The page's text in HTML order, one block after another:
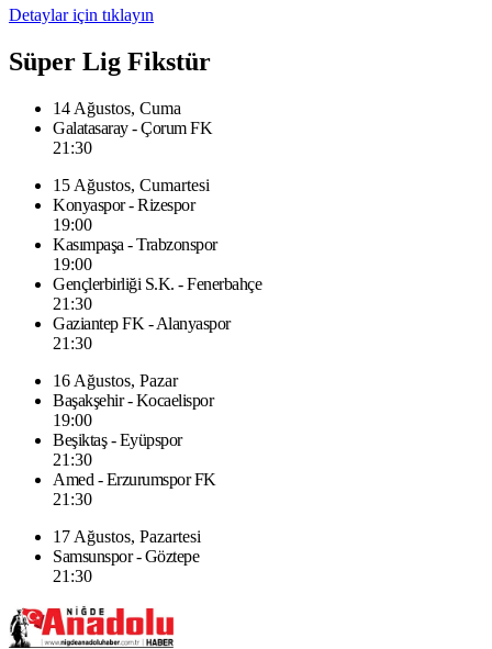
Detaylar için tıklayın
Süper Lig Fikstür
14 Ağustos, Cuma
Galatasaray - Çorum FK
21:30
15 Ağustos, Cumartesi
Konyaspor - Rizespor
19:00
Kasımpaşa - Trabzonspor
19:00
Gençlerbirliği S.K. - Fenerbahçe
21:30
Gaziantep FK - Alanyaspor
21:30
16 Ağustos, Pazar
Başakşehir - Kocaelispor
19:00
Beşiktaş - Eyüpspor
21:30
Amed - Erzurumspor FK
21:30
17 Ağustos, Pazartesi
Samsunspor - Göztepe
21:30